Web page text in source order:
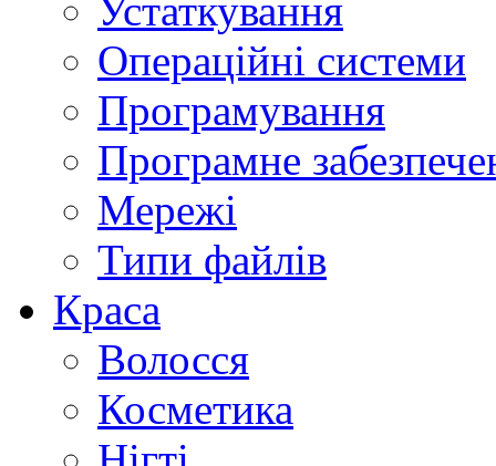
Устаткування
Операційні системи
Програмування
Програмне
Мережі
Типи файлів
Краса
Волосся
Косметика